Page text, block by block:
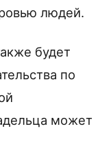
людей.
будет
по
может